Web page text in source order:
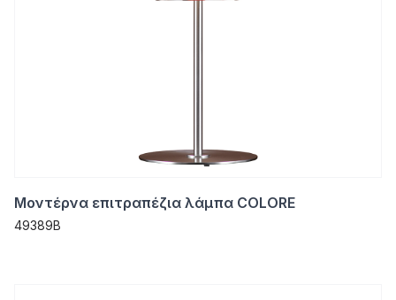
Μοντέρνα επιτραπέζια λάμπα COLORE
49389B